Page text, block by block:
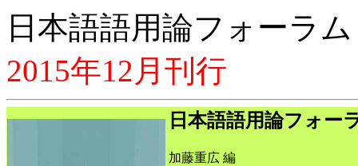
日本語語用論フォー
2015年12月刊行
日本語語用論フォ
加藤重広 編